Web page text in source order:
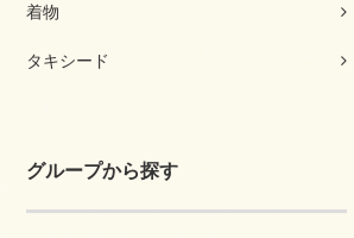
着物
タキシード
グループから探す